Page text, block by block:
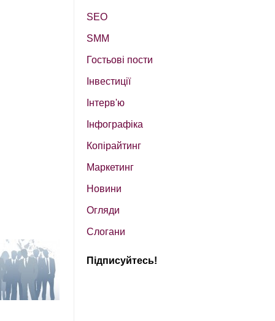
SEO
SМM
Гостьові пости
Інвестиції
Інтерв'ю
Інфографіка
Копірайтинг
Маркетинг
Новини
Огляди
Слогани
Підписуйтесь!